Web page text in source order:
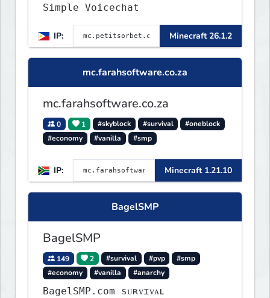
Simple Voicechat
IP: Minecraft 26.1.2
mc.farahsoftware.co.za
mc.farahsoftware.co.za
0 1 #skyblock #survival
#oneblock
#economy
#vanilla #smp
IP: Minecraft 1.21.10
BagelSMP
BagelSMP
149 2 #survival #pvp
#smp
#economy
#vanilla #anarchy
BagelSMP.com ѕᴜʀᴠɪᴠᴀʟ